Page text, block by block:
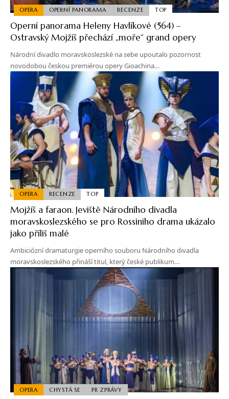
OPERA OPERNÍ PANORAMA RECENZE TOP
Operní panorama Heleny Havlíkové (564) –
Ostravský Mojžíš přechází „moře“ grand opery
Národní divadlo moravskoslezské na sebe upoutalo pozornost
novodobou českou premiérou opery Gioachina…
OPERA RECENZE TOP
Mojžíš a faraon. Jeviště Národního divadla
moravskoslezského se pro Rossiniho drama ukázalo
jako příliš malé
Ambiciózní dramaturgie operního souboru Národního divadla
moravskoslezského přináší titul, který české publikum…
OPERA CHYSTÁ SE PR ZPRÁVY